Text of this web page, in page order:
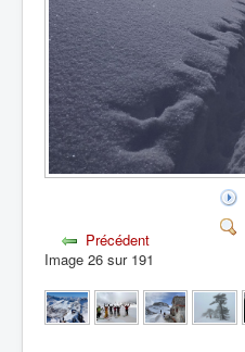
Précédent
Image 26 sur 191